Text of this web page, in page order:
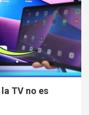
TV no es